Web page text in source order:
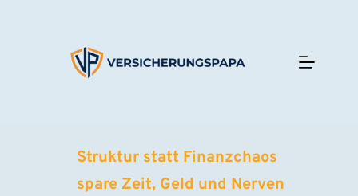
Struktur statt Finanzchaos
spare Zeit, Geld und Nerven